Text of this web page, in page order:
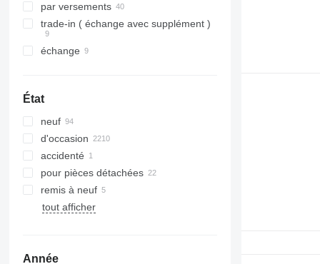
par versements
trade-in ( échange avec supplément )
échange
État
neuf
d'occasion
accidenté
pour pièces détachées
remis à neuf
tout afficher
Année